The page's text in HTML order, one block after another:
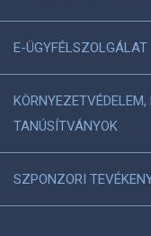
E-ÜGYFÉLSZOLGÁLAT
TANÚSÍTVÁNYOK